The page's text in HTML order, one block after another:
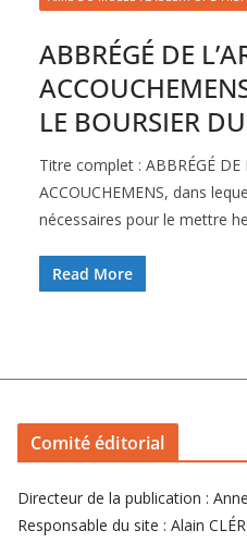
ABBRÉGÉ DE
LE BOURSIER
Titre complet : ABBRÉGÉ DE
ACCOUCHEMENS, dans
nécessaires pour le mettre
Read More
Comité éditorial
Directeur de la publication :
Responsable du site : Alain